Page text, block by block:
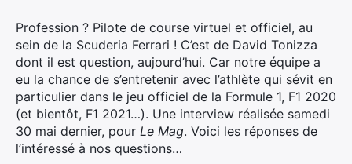
Profession ? Pilote de course virtuel et officiel, au
sein de la Scuderia Ferrari ! C’est de David Tonizza
dont il est question, aujourd’hui. Car notre équipe a
eu la chance de s’entretenir avec l’athlète qui sévit en
particulier dans le jeu officiel de la Formule 1, F1 2020
(et bientôt, F1 2021…). Une interview réalisée samedi
30 mai dernier, pour Le Mag. Voici les réponses de
l’intéressé à nos questions…